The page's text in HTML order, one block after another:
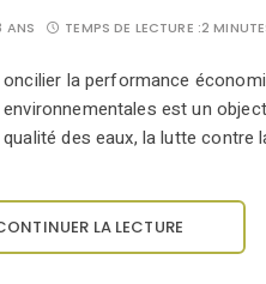
ANS TEMPS DE LECTURE :2
oncilier la performance
environnementales est un
qualité des eaux, la lutte
LA LECTURE